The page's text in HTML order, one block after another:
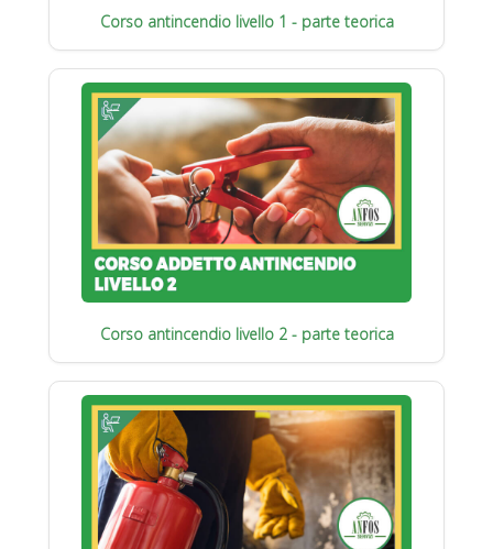
Corso antincendio livello 1 - parte teorica
Corso antincendio livello 2 - parte teorica